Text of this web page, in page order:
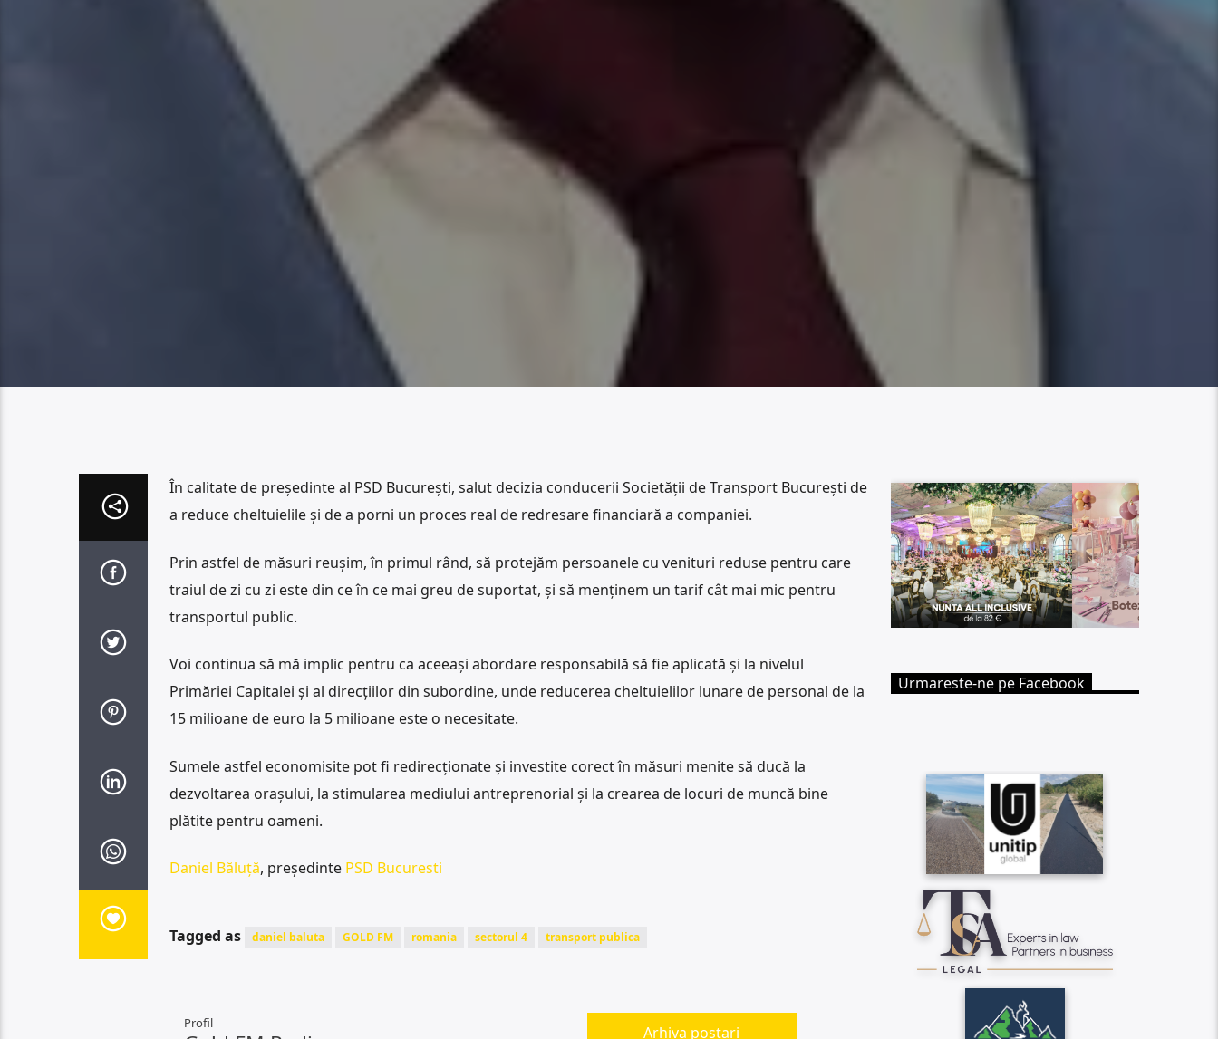
În calitate de președinte al PSD București, salut decizia conducerii Societății de Transport București de
a reduce cheltuielile și de a porni un proces real de redresare financiară a companiei.
Prin astfel de măsuri reușim, în primul rând, să protejăm persoanele cu venituri reduse pentru care
traiul de zi cu zi este din ce în ce mai greu de suportat, și să menținem un tarif cât mai mic pentru
transportul public.
Voi continua să mă implic pentru ca aceeași abordare responsabilă să fie aplicată și la nivelul
Primăriei Capitalei și al direcțiilor din subordine, unde reducerea cheltuielilor lunare de personal de la
15 milioane de euro la 5 milioane este o necesitate.
Sumele astfel economisite pot fi redirecționate și investite corect în măsuri menite să ducă la
dezvoltarea orașului, la stimularea mediului antreprenorial și la crearea de locuri de muncă bine
plătite pentru oameni.
Daniel Băluță, președinte PSD Bucuresti
Tagged as daniel baluta GOLD FM romania sectorul 4 transport publica
Profil
Arhiva postari
Urmareste-ne pe Facebook